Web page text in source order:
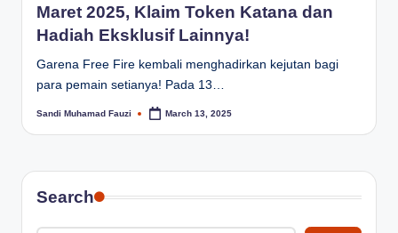
Maret 2025, Klaim Token Katana dan
Hadiah Eksklusif Lainnya!
Garena Free Fire kembali menghadirkan kejutan bagi
para pemain setianya! Pada 13…
Posted
Sandi Muhamad Fauzi March 13, 2025
Search